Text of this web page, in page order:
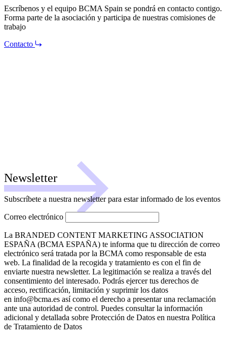
Escríbenos y el equipo BCMA Spain se pondrá en contacto contigo.
Forma parte de la asociación y participa de nuestras comisiones de
trabajo
Contacto
Newsletter
Subscríbete a nuestra newsletter para estar informado de los eventos
Correo electrónico
La BRANDED CONTENT MARKETING ASSOCIATION
ESPAÑA (BCMA ESPAÑA) te informa que tu dirección de correo
electrónico será tratada por la BCMA como responsable de esta
web. La finalidad de la recogida y tratamiento es con el fin de
enviarte nuestra newsletter. La legitimación se realiza a través del
consentimiento del interesado. Podrás ejercer tus derechos de
acceso, rectificación, limitación y suprimir los datos
en info@bcma.es así como el derecho a presentar una reclamación
ante una autoridad de control. Puedes consultar la información
adicional y detallada sobre Protección de Datos en nuestra Política
de Tratamiento de Datos